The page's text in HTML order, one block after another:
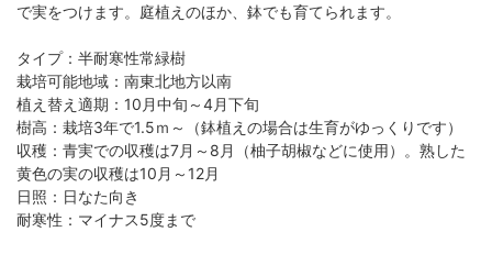
で実をつけます。庭植えのほか、鉢でも育てられます。
タイプ：半耐寒性常緑樹
栽培可能地域：南東北地方以南
植え替え適期：10月中旬～4月下旬
樹高：栽培3年で1.5ｍ～（鉢植えの場合は生育がゆっくりです）
収穫：青実での収穫は7月～8月（柚子胡椒などに使用）。熟した
黄色の実の収穫は10月～12月
日照：日なた向き
耐寒性：マイナス5度まで